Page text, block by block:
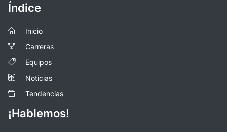
Índice
Inicio
Carreras
Equipos
Noticias
Tendencias
¡Hablemos!